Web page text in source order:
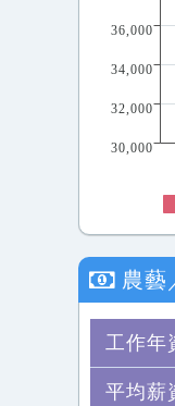
30,000
32,000
34,000
36,000
農藝
工作年
平均薪